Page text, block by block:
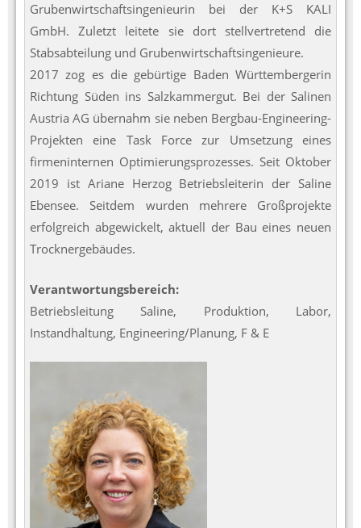
Grubenwirtschaftsingenieurin bei der K+S KALI
GmbH. Zuletzt leitete sie dort stellvertretend die
Stabsabteilung und Grubenwirtschaftsingenieure.
2017 zog es die gebürtige Baden Württembergerin
Richtung Süden ins Salzkammergut. Bei der Salinen
Austria AG übernahm sie neben Bergbau-Engineering-
Projekten eine Task Force zur Umsetzung eines
firmeninternen Optimierungsprozesses. Seit Oktober
2019 ist Ariane Herzog Betriebsleiterin der Saline
Ebensee. Seitdem wurden mehrere Großprojekte
erfolgreich abgewickelt, aktuell der Bau eines neuen
Trocknergebäudes.
Verantwortungsbereich:
Betriebsleitung Saline, Produktion, Labor,
Instandhaltung, Engineering/Planung, F & E